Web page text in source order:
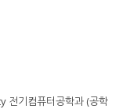
기컴퓨터공학과 (공학